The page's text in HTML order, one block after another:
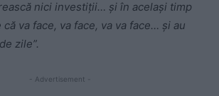
nici investiţii… şi în acelaşi timp
va face, va face, va va face… şi au
zile”.
- Advertisement -